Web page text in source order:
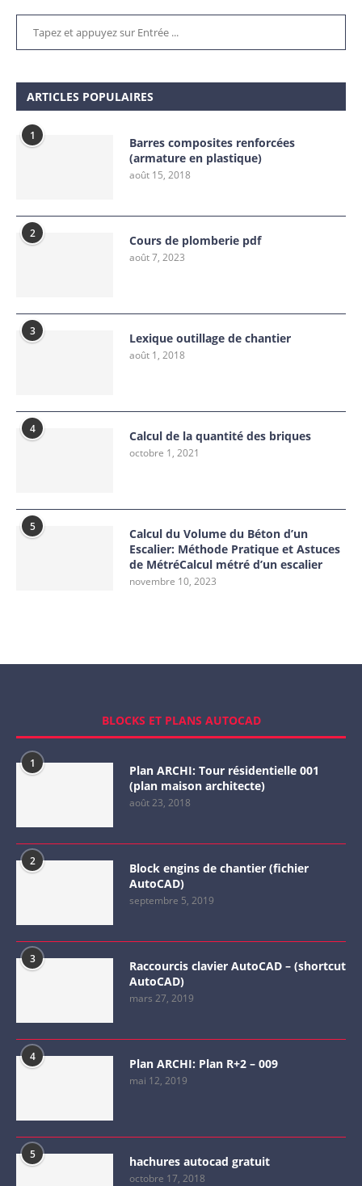
ARTICLES POPULAIRES
1
Barres composites renforcées
(armature en plastique)
août 15, 2018
2 Cours de plomberie pdf
août 7, 2023
3 Lexique outillage de chantier
août 1, 2018
4 Calcul de la quantité des briques
octobre 1, 2021
5
Calcul du Volume du Béton d’un
Escalier: Méthode Pratique et Astuces
de MétréCalcul métré d’un escalier
novembre 10, 2023
BLOCKS ET PLANS AUTOCAD
1
Plan ARCHI: Tour résidentielle 001
(plan maison architecte)
août 23, 2018
2
Block engins de chantier (fichier
AutoCAD)
septembre 5, 2019
3
Raccourcis clavier AutoCAD – (shortcut
AutoCAD)
mars 27, 2019
4 Plan ARCHI: Plan R+2 – 009
mai 12, 2019
5 hachures autocad gratuit
octobre 17, 2018